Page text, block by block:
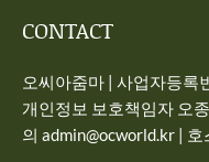
CONTACT
오씨아줌마 | 사업자등록
개인정보 보호책임자 오
의 admin@ocworld.kr |